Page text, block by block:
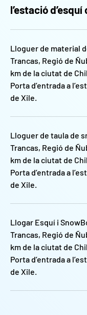
l’estació
Lloguer de material
Trancas, Regió de
km de la ciutat de
Porta d’entrada a
de Xile.
Lloguer de taula de
Trancas, Regió de
km de la ciutat de
Porta d’entrada a
de Xile.
Llogar Esquí i
Trancas, Regió de
km de la ciutat de
Porta d’entrada a
de Xile.